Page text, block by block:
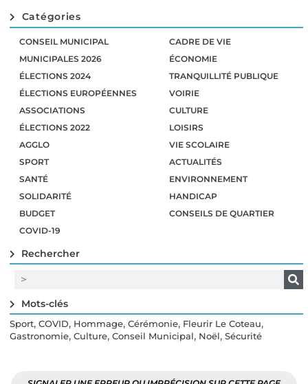
Catégories
CONSEIL MUNICIPAL
MUNICIPALES 2026
ÉLECTIONS 2024
ÉLECTIONS EUROPÉENNES
ASSOCIATIONS
ÉLECTIONS 2022
AGGLO
SPORT
SANTÉ
SOLIDARITÉ
BUDGET
COVID-19
CADRE DE VIE
ÉCONOMIE
TRANQUILLITÉ PUBLIQUE
VOIRIE
CULTURE
LOISIRS
VIE SCOLAIRE
ACTUALITÉS
ENVIRONNEMENT
HANDICAP
CONSEILS DE QUARTIER
Rechercher
Mots-clés
Sport, COVID, Hommage, Cérémonie, Fleurir Le Coteau,
Gastronomie, Culture, Conseil Municipal, Noël, Sécurité